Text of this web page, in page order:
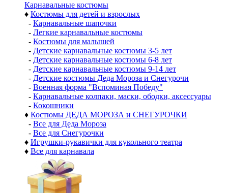
Карнавальные костюмы
♦ Костюмы для детей и взрослых
- Карнавальные шапочки
- Легкие карнавальные костюмы
- Костюмы для малышей
- Детские карнавальные костюмы 3-5 лет
- Детские карнавальные костюмы 6-8 лет
- Детские карнавальные костюмы 9-14 лет
- Детские костюмы Деда Мороза и Снегурочи
- Военная форма "Вспоминая Победу"
- Карнавальные колпаки, маски, ободки, аксессуары
- Кокошники
♦ Костюмы ДЕДА МОРОЗА и СНЕГУРОЧКИ
- Все для Деда Мороза
- Все для Снегурочки
♦ Игрушки-рукавички для кукольного театра
♦ Все для карнавала